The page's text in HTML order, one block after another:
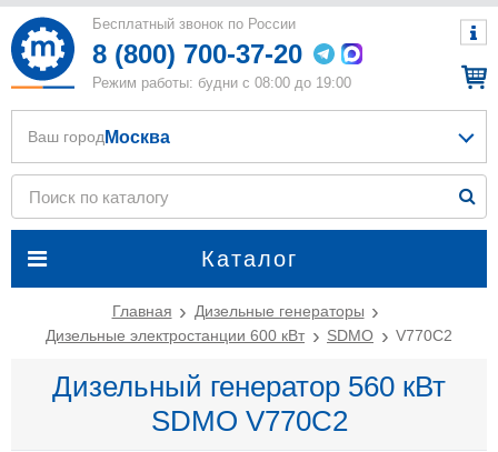
Бесплатный звонок по России
8 (800) 700-37-20
Режим работы: будни с 08:00 до 19:00
Каталог
Ваш город Москва
Главная
Дизельные генераторы
Дизельные электростанции 600 кВт
SDMO V770C2
Дизельный генератор 560 кВт
SDMO V770C2